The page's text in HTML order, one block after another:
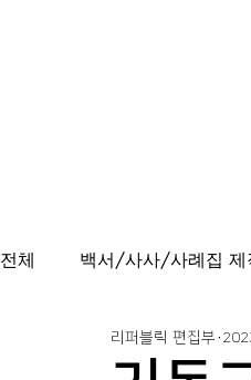
전체 백서/사사/사례집 제
출간도서 안내 연재
리퍼블릭 편집부